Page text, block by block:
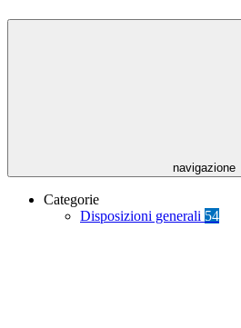
navigazione
Categorie
Disposizioni generali 54